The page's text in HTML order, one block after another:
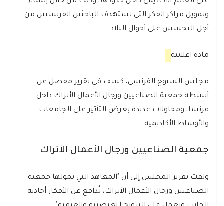
وتمويل مراكز الفكر التي تستهدف الباحثين الفرنسيين من
أجل التجسس على أحوال البلاد.
مادة اعلانية
مجلس الشيوخ الفرنسي، كشف في تقرير مفصل عن
أنشطة جمعية الصناعيين ورجال الأعمال الأتراك داخل
فرنسا، ومحاولات عديدة بغرض التأثير على الجامعات
والأوساط الأكاديمية.
جمعية الصناعيين ورجال الأعمال الأتراك
ولفت تقرير المجلس إلى أن "المعاهد التي تمولها جمعية
الصناعيين ورجال الأعمال الأتراك، تُدافع عن الأفكار أحادية